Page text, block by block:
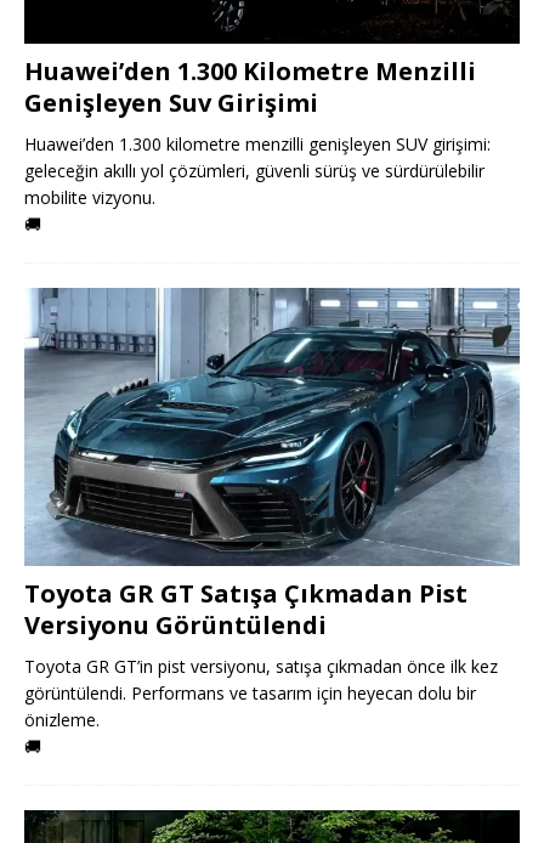
Huawei’den 1.300 Kilometre Menzilli
Genişleyen Suv Girişimi
Huawei’den 1.300 kilometre menzilli genişleyen SUV girişimi:
geleceğin akıllı yol çözümleri, güvenli sürüş ve sürdürülebilir
mobilite vizyonu.
🚚
Toyota GR GT Satışa Çıkmadan Pist
Versiyonu Görüntülendi
Toyota GR GT’in pist versiyonu, satışa çıkmadan önce ilk kez
görüntülendi. Performans ve tasarım için heyecan dolu bir
önizleme.
🚚